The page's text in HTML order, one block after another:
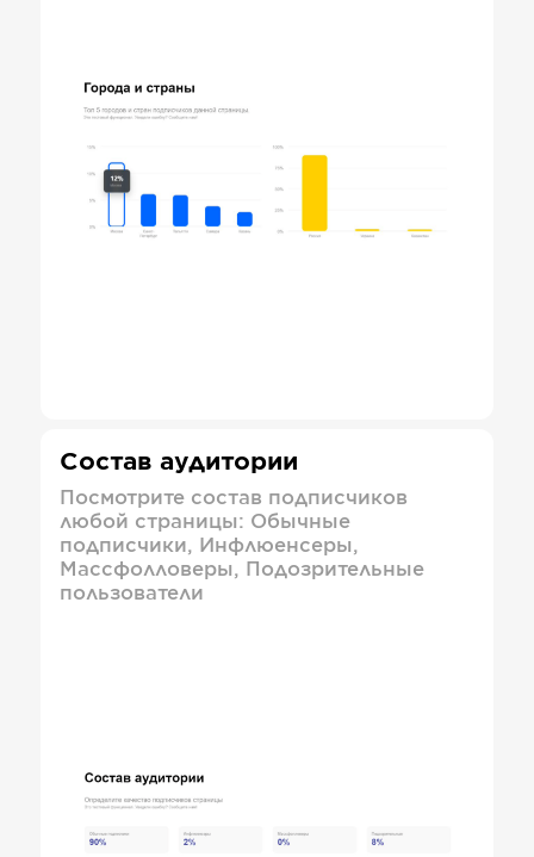
Состав аудитории
Посмотрите состав подписчиков
любой страницы: Обычные
подписчики, Инфлюенсеры,
Массфолловеры, Подозрительные
пользователи